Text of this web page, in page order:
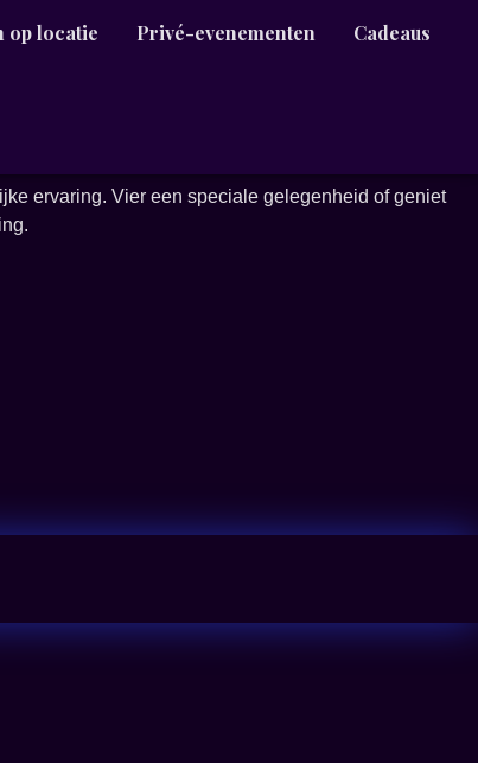
op locatie Privé-evenementen Cadeaus
ervaring. Vier een speciale gelegenheid of geniet